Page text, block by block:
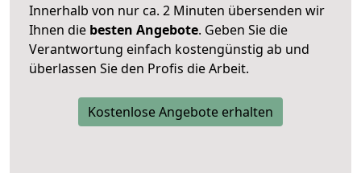
Innerhalb von nur ca. 2 Minuten übersenden wir
Ihnen die besten Angebote. Geben Sie die
Verantwortung einfach kostengünstig ab und
überlassen Sie den Profis die Arbeit.
Kostenlose Angebote erhalten